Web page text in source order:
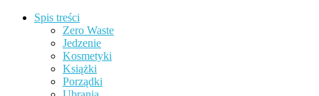
Spis treści
Zero Waste
Jedzenie
Kosmetyki
Książki
Porządki